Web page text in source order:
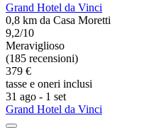
Grand Hotel da Vinci
0,8 km da Casa Moretti
9,2/10
Meraviglioso
(185 recensioni)
379 €
tasse e oneri inclusi
31 ago - 1 set
Grand Hotel da Vinci